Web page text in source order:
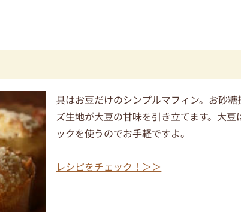
具はお豆だけのシンプルマフィン。お砂糖
ズ生地が大豆の甘味を引き立てます。大豆
ックを使うのでお手軽ですよ。
レシピをチェック！＞＞